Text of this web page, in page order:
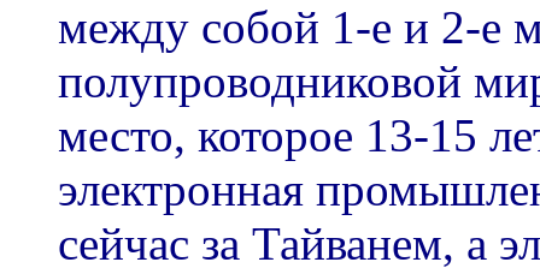
между собой 1-е и 2-е
полупроводниковой
место, которое 13-15
электронная
сейчас за Тайванем, а